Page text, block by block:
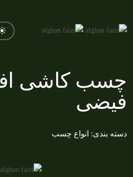
چسب کاشی
فیضی
دسته بندی: انواع چسب